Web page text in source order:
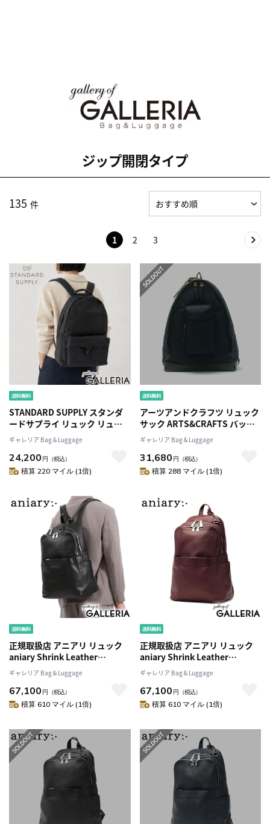
ジップ開閉タイプ
135 件
1 2 3
STANDARD SUPPLY スタンダ
ードサプライ リュック リュッ
クサック アウトドア 17L A4 日
本製 SIMPLICITY DAILY
DAYPACK
ギャレリア Bag＆Luggage
24,200 円 （税込）
積算 220 マイル (1倍)
アーツアンドクラフツ リュック
サック ARTS&CRAFTS バッグ
BLACK NYLON リュック
ACUTEDAYPACK デイパック
A4 レザー 本革 ナイロン 旅行 通
学 アウトドア カジュアル ブラ
ギャレリア Bag＆Luggage
31,680 円 （税込）
積算 288 マイル (1倍)
正規取扱店 アニアリ リュック
aniary Shrink Leather
Backpack シュリンクレザー バ
ックパック 通勤 ビジネス 本革
レザー A4 日本製 メンズ レディ
ース 07-05001
ギャレリア Bag＆Luggage
67,100 円 （税込）
積算 610 マイル (1倍)
正規取扱店 アニアリ リュック
aniary Shrink Leather
Backpack シュリンクレザー バ
ックパック 通勤 ビジネス 本革
レザー A4 日本製 メンズ レディ
ース 07-05001
ギャレリア Bag＆Luggage
67,100 円 （税込）
積算 610 マイル (1倍)